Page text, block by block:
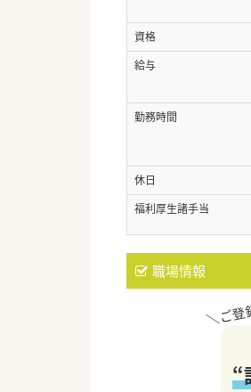
資格
給与
勤務時間
休日
福利厚生諸手当
職場情報
“